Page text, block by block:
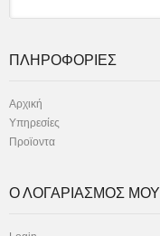
ΠΛΗΡΟΦΟΡΙΕΣ
Αρχική
Υπηρεσίες
Προϊοντα
Ο ΛΟΓΑΡΙΑΣΜΟΣ ΜΟΥ